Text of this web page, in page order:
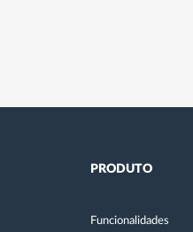
PRODUTO
Funcionalidades